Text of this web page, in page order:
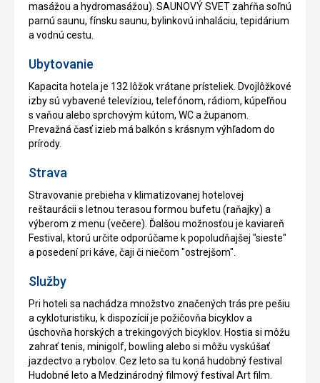
masážou a hydromasážou). SAUNOVÝ SVET zahŕňa soľnú
parnú saunu, fínsku saunu, bylinkovú inhaláciu, tepidárium
a vodnú cestu.
Ubytovanie
Kapacita hotela je 132 lôžok vrátane prísteliek. Dvojlôžkové
izby sú vybavené televíziou, telefónom, rádiom, kúpeľňou
s vaňou alebo sprchovým kútom, WC a županom.
Prevažná časť izieb má balkón s krásnym výhľadom do
prírody.
Strava
Stravovanie prebieha v klimatizovanej hotelovej
reštaurácii s letnou terasou formou bufetu (raňajky) a
výberom z menu (večere). Ďalšou možnosťou je kaviareň
Festival, ktorú určite odporúčame k popoludňajšej "sieste"
a posedení pri káve, čaji či niečom "ostrejšom".
Služby
Pri hoteli sa nachádza množstvo značených trás pre pešiu
a cykloturistiku, k dispozícií je požičovňa bicyklov a
úschovňa horských a trekingových bicyklov. Hostia si môžu
zahrať tenis, minigolf, bowling alebo si môžu vyskúšať
jazdectvo a rybolov. Cez leto sa tu koná hudobný festival
Hudobné leto a Medzinárodný filmový festival Art film.